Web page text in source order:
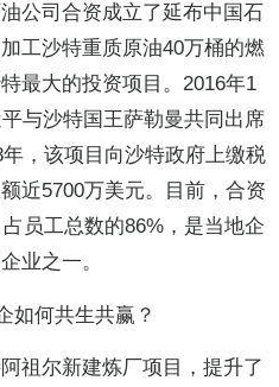
公司合资成立了延布中国石
工沙特重质原油40万桶的燃
最大的投资项目。2016年1
与沙特国王萨勒曼共同出席
，该项目向沙特政府上缴税
近5700万美元。目前，合资
员工总数的86%，是当地企
业之一。
祖尔新建炼厂项目，提升了